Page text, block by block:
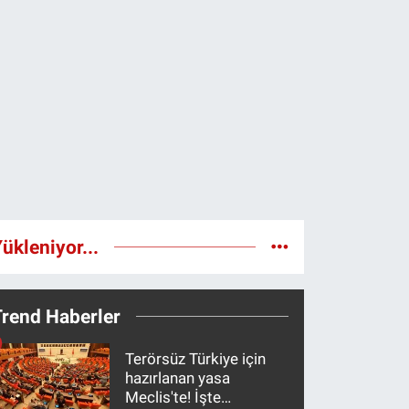
Haberler
Terörsüz Türkiye için
hazırlanan yasa
Meclis'te! İşte